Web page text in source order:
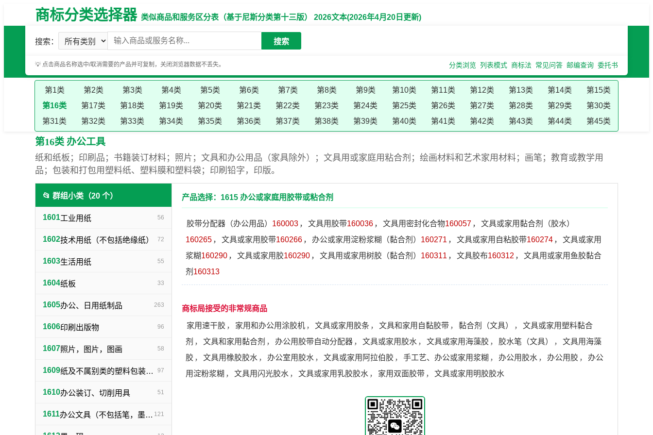
商标分类选择器类似商品和服务区分表（基于尼斯分类第十三版） 2026文本(2026年4月20日更新)
搜索： 搜索
💡 点击商品名称选中/取消需要的产品并可复制，关闭浏览器数据不丢失。 分类浏览 列表模式 商标法 常见问答 邮编查询 委托书
第1类 第2类 第3类 第4类 第5类 第6类 第7类 第8类 第9类 第10类 第11类 第12类 第13类 第14类
第15类
第16类
第17类 第18类 第19类 第20类 第21类 第22类 第23类 第24类 第25类 第26类 第27类 第28类 第29类
第30类
第31类
第32类 第33类 第34类 第35类 第36类 第37类 第38类 第39类 第40类 第41类 第42类 第43类 第44类 第45类
第16类 办公工具
纸和纸板；印刷品；书籍装订材料；照片；文具和办公用品（家具除外）；文具用或家庭用粘合剂；绘画材料和艺术家用材料；画笔；教育或教学用
品；包装和打包用塑料纸、塑料膜和塑料袋；印刷铅字，印版。
📂 群组小类（20 个）
1601工业用纸 56
1602技术用纸（不包括绝缘纸） 72
1603生活用纸 55
1604纸板 33
1605办公、日用纸制品 263
1606印刷出版物 96
1607照片，图片，图画 58
1609 纸及不属别类的塑料包装物品 97
1610办公装订、切削用具 51
1611 办公文具（不包括笔，墨，印，胶水） 121
产品选择：1615 办公或家庭用胶带或粘合剂
胶带分配器（办公用品） 160003 ， 文具用胶带160036 ， 文具用密封化合物160057 ，
文具或家用黏合剂（胶水）
160265 ， 文具或家用胶带160266 ， 办公或家用淀粉浆糊（黏合剂） 160271 ， 文具或家用自粘胶带160274 ，
文具或家用
浆糊160290 ， 文具或家用胶160290 ， 文具用或家用树胶（黏合剂） 160311 ， 文具胶布160312 ，
文具用或家用鱼胶黏合
剂 160313
商标局接受的非常规商品
家用速干胶 ， 家用和办公用涂胶机 ， 文具或家用胶条 ， 文具和家用自黏胶带 ， 黏合剂（文具） ，
文具或家用塑料黏合
剂 ， 文具和家用黏合剂 ， 办公用胶带自动分配器 ， 文具或家用胶水 ， 文具或家用海藻胶 ， 胶水笔（文具） ，
文具用海藻
胶 ， 文具用橡胶胶水 ， 办公室用胶水 ， 文具或家用阿拉伯胶 ， 手工艺、办公或家用浆糊 ， 办公用胶水 ， 办公用胶 ，
办公
用淀粉浆糊 ， 文具用闪光胶水 ， 文具或家用乳胶胶水 ， 家用双面胶带 ， 文具或家用明胶胶水